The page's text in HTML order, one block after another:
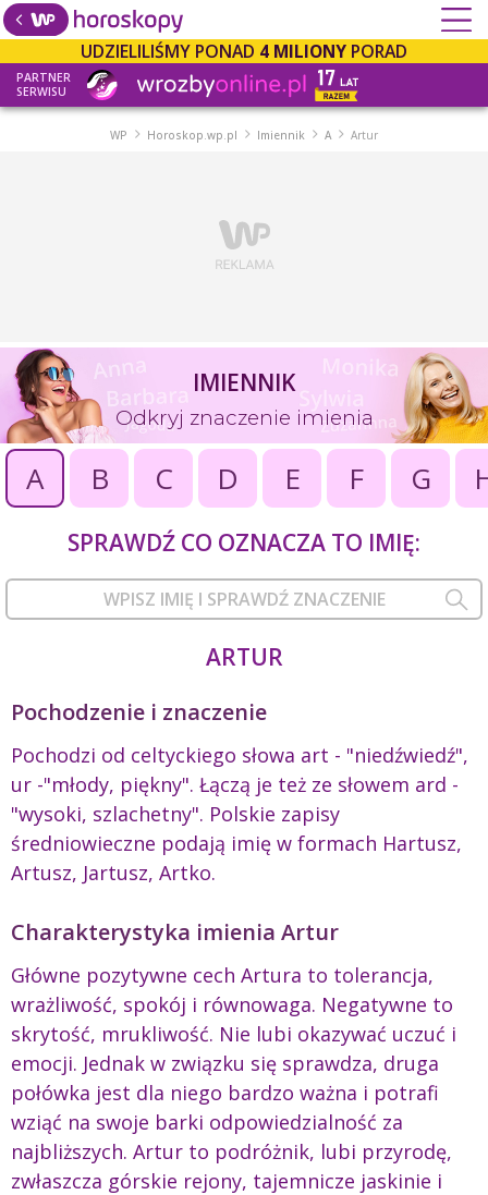
UDZIELILIŚMY PONAD 4 MILIONY PORAD
PARTNER
SERWISU
WP Horoskop.wp.pl Imiennik A Artur
IMIENNIK
Odkryj znaczenie imienia
A B C D E F G
SPRAWDŹ CO OZNACZA TO IMIĘ:
ARTUR
Pochodzenie i znaczenie
Pochodzi od celtyckiego słowa art - "niedźwiedź",
ur -"młody, piękny". Łączą je też ze słowem ard -
"wysoki, szlachetny". Polskie zapisy
średniowieczne podają imię w formach Hartusz,
Artusz, Jartusz, Artko.
Charakterystyka imienia Artur
Główne pozytywne cech Artura to tolerancja,
wrażliwość, spokój i równowaga. Negatywne to
skrytość, mrukliwość. Nie lubi okazywać uczuć i
emocji. Jednak w związku się sprawdza, druga
połówka jest dla niego bardzo ważna i potrafi
wziąć na swoje barki odpowiedzialność za
najbliższych. Artur to podróżnik, lubi przyrodę,
zwłaszcza górskie rejony, tajemnicze jaskinie i